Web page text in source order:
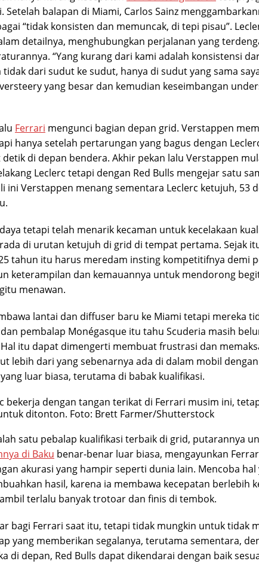
Setelah balapan di Miami, Carlos Sainz
“tidak konsisten dan memuncak, di tepi pisau”.
detailnya, menghubungkan perjalanan yang
“Yang kurang dari kami adalah konsistensi
tidak dari sudut ke sudut, hanya di sudut yang sama
yang besar dan kemudian keseimbangan
Ferrari mengunci bagian depan grid. Verstappen
hanya setelah pertarungan yang bagus dengan
di depan bendera. Akhir pekan lalu Verstappen
Leclerc tetapi dengan Red Bulls mengejar satu
ini Verstappen menang sementara Leclerc ketujuh, 53
tetapi telah menarik kecaman untuk kecelakaan
di urutan ketujuh di grid di tempat pertama. Sejak
tahun itu harus meredam insting kompetitifnya demi
keterampilan dan kemauannya untuk mendorong
menawan.
lantai dan diffuser baru ke Miami tetapi mereka
pembalap Monégasque itu tahu Scuderia masih
itu dapat dimengerti membuat frustrasi dan
lebih dari yang sebenarnya ada di dalam mobil dengan
luar biasa, terutama di babak kualifikasi.
bekerja dengan tangan terikat di Ferrari musim ini,
ditonton. Foto: Brett Farmer/Shutterstock
satu pebalap kualifikasi terbaik di grid, putarannya
di Baku benar-benar luar biasa, mengayunkan
akurasi yang hampir seperti dunia lain. Mencoba hal
hasil, karena ia membawa kecepatan berlebih
terlalu banyak trotoar dan finis di tembok.
bagi Ferrari saat itu, tetapi tidak mungkin untuk tidak
yang memberikan segalanya, terutama sementara,
di depan, Red Bulls dapat dikendarai dengan baik